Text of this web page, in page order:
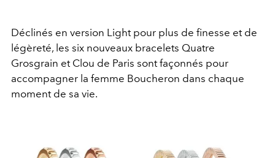
Déclinés en version Light pour plus de finesse et de
légèreté, les six nouveaux bracelets Quatre
Grosgrain et Clou de Paris sont façonnés pour
accompagner la femme Boucheron dans chaque
moment de sa vie.